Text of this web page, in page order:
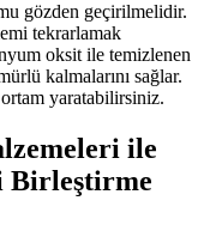
gözden geçirilmelidir.
tekrarlamak
oksit ile temizlenen
kalmalarını sağlar.
yaratabilirsiniz.
ile
Birleştirme